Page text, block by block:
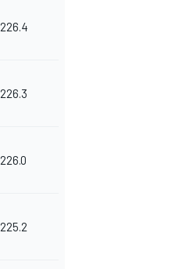
226.4
226.3
226.0
225.2